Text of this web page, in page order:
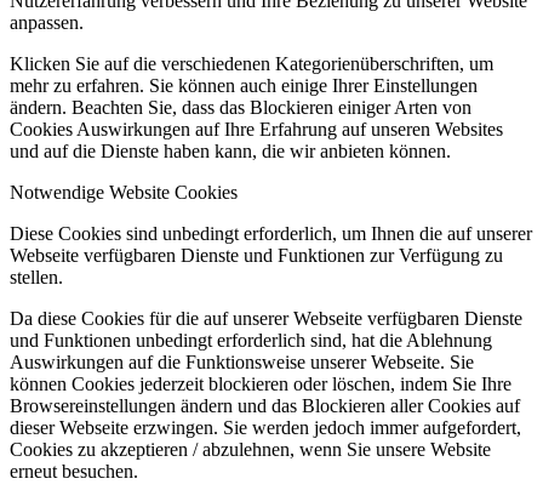
anpassen.
Klicken Sie auf die verschiedenen Kategorienüberschriften, um
mehr zu erfahren. Sie können auch einige Ihrer Einstellungen
ändern. Beachten Sie, dass das Blockieren einiger Arten von
Cookies Auswirkungen auf Ihre Erfahrung auf unseren Websites
und auf die Dienste haben kann, die wir anbieten können.
Notwendige Website Cookies
Diese Cookies sind unbedingt erforderlich, um Ihnen die auf unserer
Webseite verfügbaren Dienste und Funktionen zur Verfügung zu
stellen.
Da diese Cookies für die auf unserer Webseite verfügbaren Dienste
und Funktionen unbedingt erforderlich sind, hat die Ablehnung
Auswirkungen auf die Funktionsweise unserer Webseite. Sie
können Cookies jederzeit blockieren oder löschen, indem Sie Ihre
Browsereinstellungen ändern und das Blockieren aller Cookies auf
dieser Webseite erzwingen. Sie werden jedoch immer aufgefordert,
Cookies zu akzeptieren / abzulehnen, wenn Sie unsere Website
erneut besuchen.